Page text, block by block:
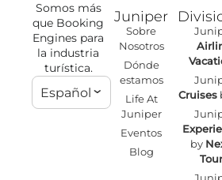
Somos más
que Booking
Engines para
la industria
turística.
Español
Juniper
Sobre
Nosotros
Dónde
estamos
Life At
Juniper
Eventos
Blog
Cruises
by